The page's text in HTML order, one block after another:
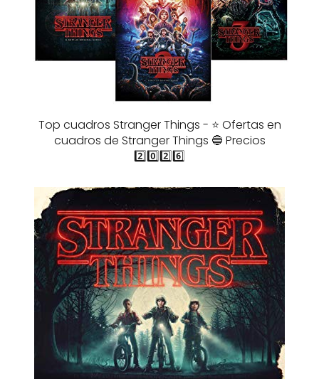
Top cuadros Stranger Things - ⭐️ Ofertas en
cuadros de Stranger Things 🔵 Precios
2️⃣0️⃣2️⃣6️⃣